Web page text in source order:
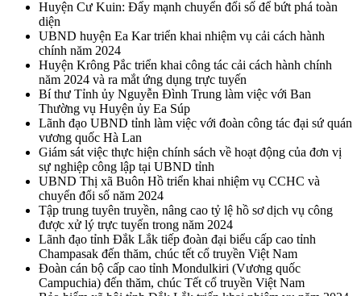
Huyện Cư Kuin: Đẩy mạnh chuyển đổi số để bứt phá toàn
diện
UBND huyện Ea Kar triển khai nhiệm vụ cải cách hành
chính năm 2024
Huyện Krông Pắc triển khai công tác cải cách hành chính
năm 2024 và ra mắt ứng dụng trực tuyến
Bí thư Tỉnh ủy Nguyễn Đình Trung làm việc với Ban
Thường vụ Huyện ủy Ea Súp
Lãnh đạo UBND tỉnh làm việc với đoàn công tác đại sứ quán
vương quốc Hà Lan
Giám sát việc thực hiện chính sách về hoạt động của đơn vị
sự nghiệp công lập tại UBND tỉnh
UBND Thị xã Buôn Hồ triển khai nhiệm vụ CCHC và
chuyển đổi số năm 2024
Tập trung tuyên truyền, nâng cao tỷ lệ hồ sơ dịch vụ công
được xử lý trực tuyến trong năm 2024
Lãnh đạo tỉnh Đắk Lắk tiếp đoàn đại biểu cấp cao tỉnh
Champasak đến thăm, chúc tết cổ truyền Việt Nam
Đoàn cán bộ cấp cao tỉnh Mondulkiri (Vương quốc
Campuchia) đến thăm, chúc Tết cổ truyền Việt Nam